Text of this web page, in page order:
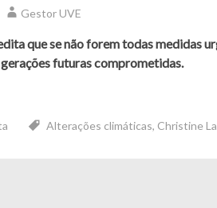
Gestor UVE
que se não forem todas medidas
futuras comprometidas.
Alterações climáticas, Christine